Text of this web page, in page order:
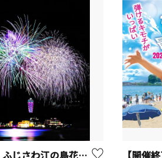
10/17（土）ふじさわ江の島花火大会